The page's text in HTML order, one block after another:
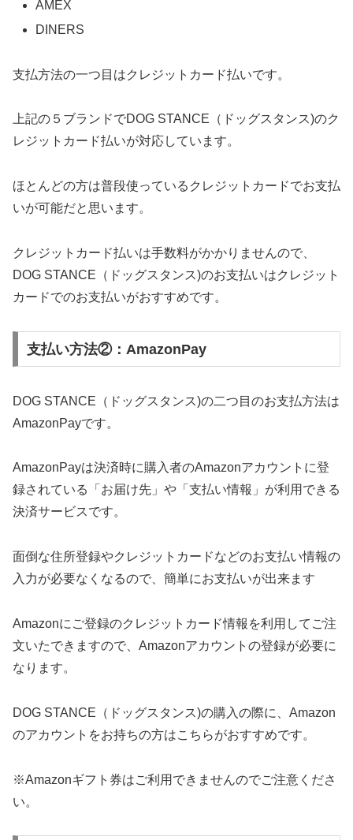
AMEX
DINERS
支払方法の一つ目はクレジットカード払いです。
上記の５ブランドでDOG STANCE（ドッグスタンス)のク
レジットカード払いが対応しています。
ほとんどの方は普段使っているクレジットカードでお支払
いが可能だと思います。
クレジットカード払いは手数料がかかりませんので、
DOG STANCE（ドッグスタンス)のお支払いはクレジット
カードでのお支払いがおすすめです。
支払い方法②：AmazonPay
DOG STANCE（ドッグスタンス)の二つ目のお支払方法は
AmazonPayです。
AmazonPayは決済時に購入者のAmazonアカウントに登
録されている「お届け先」や「支払い情報」が利用できる
決済サービスです。
面倒な住所登録やクレジットカードなどのお支払い情報の
入力が必要なくなるので、簡単にお支払いが出来ます
Amazonにご登録のクレジットカード情報を利用してご注
文いたできますので、Amazonアカウントの登録が必要に
なります。
DOG STANCE（ドッグスタンス)の購入の際に、Amazon
のアカウントをお持ちの方はこちらがおすすめです。
※Amazonギフト券はご利用できませんのでご注意くださ
い。